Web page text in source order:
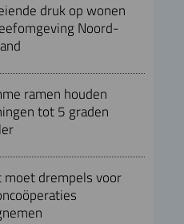
druk op wonen
Noord-
ramen houden
tot 5 graden
moet drempels voor